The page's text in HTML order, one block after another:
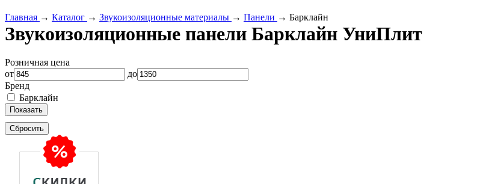
Главная → Каталог → Звукоизоляционные материалы → Панели → Барклайн
Звукоизоляционные панели Барклайн УниПлит
Розничная цена
от
до
Бренд
Барклайн
Показать
Сбросить